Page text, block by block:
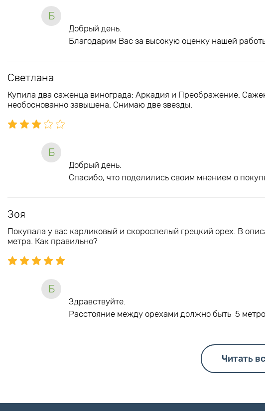
Б
Добрый день.
Благодарим Вас за высокую оценку нашей
Светлана
Купила два саженца винограда: Аркадия и Преображение.
необоснованно завышена. Снимаю две звезды.
Б
Добрый день.
Спасибо, что поделились своим мнением о
Зоя
Покупала у вас карликовый и скороспелый грецкий орех. В
метра. Как правильно?
Б
Здравствуйте.
Расстояние между орехами должно быть 5
Читать